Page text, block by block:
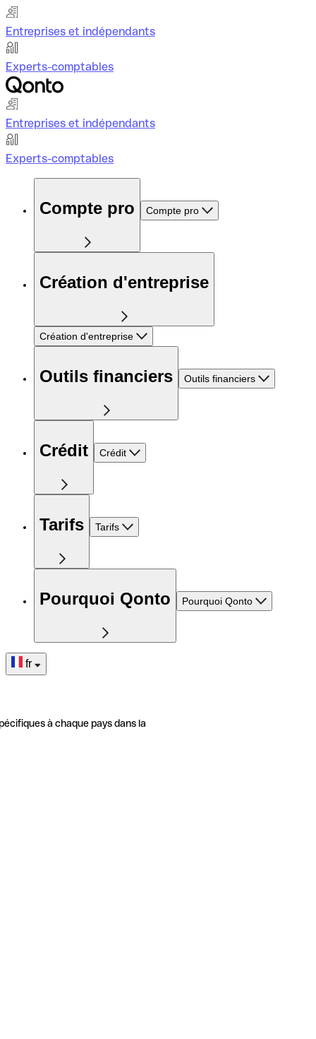
Entreprises et indépendants
Experts-comptables
Entreprises et indépendants
Experts-comptables
Compte pro Compte pro
Création d'entreprise
Création d'entreprise
Outils financiers Outils financiers
Crédit Crédit
Tarifs Tarifs
Pourquoi Qonto Pourquoi Qonto
fr
à chaque pays dans la